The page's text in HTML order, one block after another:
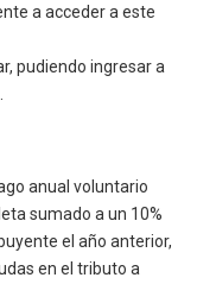
a acceder a este
pudiendo ingresar a
anual voluntario
sumado a un 10%
el año anterior,
en el tributo a